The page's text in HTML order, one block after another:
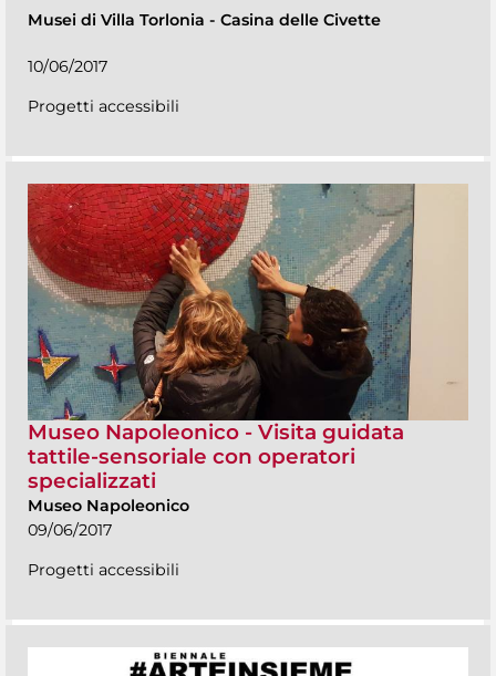
Musei di Villa Torlonia - Casina delle Civette
10/06/2017
Progetti accessibili
Museo Napoleonico - Visita guidata
tattile-sensoriale con operatori
specializzati
Museo Napoleonico
09/06/2017
Progetti accessibili